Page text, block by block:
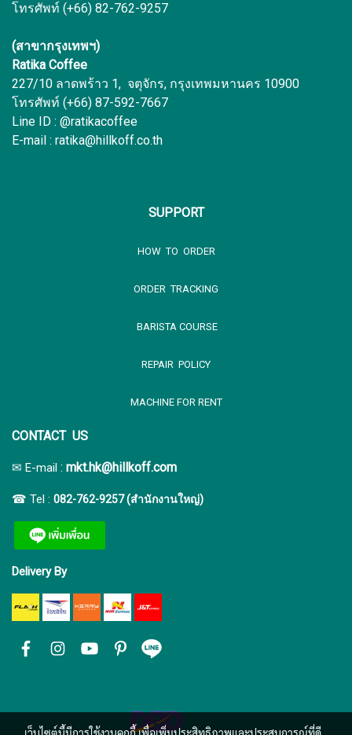
โทรศัพท์ (+66) 82-762-9257
(สาขากรุงเทพฯ)
Ratika Coffee
227/10 ลาดพร้าว 1, จตุจักร, กรุงเทพมหานคร 10900
โทรศัพท์ (+66) 87-592-7667
Line ID : @ratikacoffee
E-mail : ratika@hillkoff.co.th
SUPPORT
HOW TO ORDER
ORDER TRACKING
BARISTA COURSE
REPAIR POLICY
MACHINE FOR RENT
CONTACT US
✉ E-mail : mkt.hk@hillkoff.com
☎ Tel : 082-762-9257 (สำนักงานใหญ่)
Delivery By